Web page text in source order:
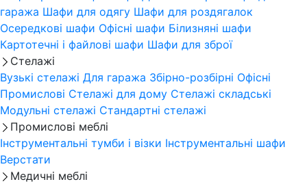
гаража Шафи для одягу Шафи для роздягалок
Осередкові шафи Офісні шафи Білизняні шафи
Картотечні і файлові шафи Шафи для зброї
Стелажі
Вузькі стелажі Для гаража Збірно-розбірні Офісні
Промислові Стелажі для дому Стелажі складські
Модульні стелажі Стандартні стелажі
Промислові меблі
Інструментальні тумби і візки Інструментальні шафи
Верстати
Медичні меблі